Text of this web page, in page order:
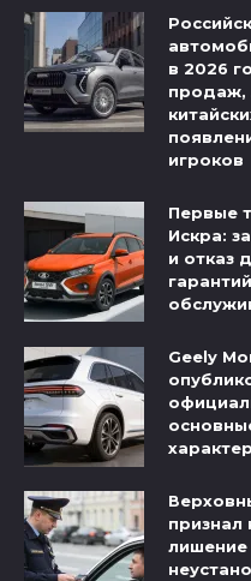
в 2026
продаж,
игроков
Первые
Искра:
и отказ
Geely
признал
лишение